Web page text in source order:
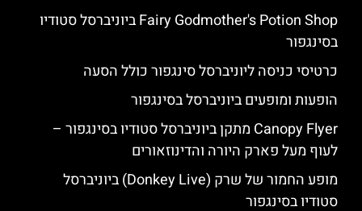
Fairy Godmother's Potion Shop ביוניברסל סטודיו
בסינגפור
כרטיסי כניסה ליוניברסל סינגפור כולל הסעה
הופעות ומופעים ביוניברסל בסינגפור
Canopy Flyer מתקן ביוניברסל סטודיו בסינגפור –
לעוף מעל פארק היורה והדינוזאורים
מופע החמור של שרק (Donkey Live) ביוניברסל
סטודיו בסינגפור